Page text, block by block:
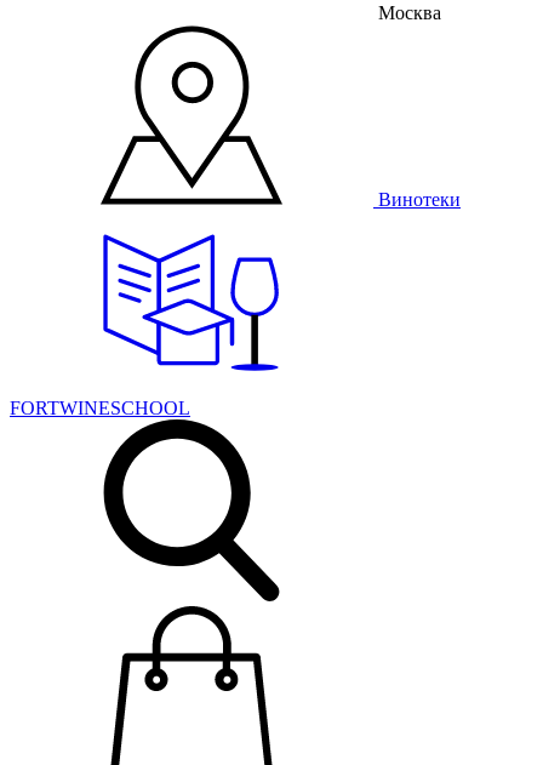
Москва
Винотеки
FORTWINESCHOOL